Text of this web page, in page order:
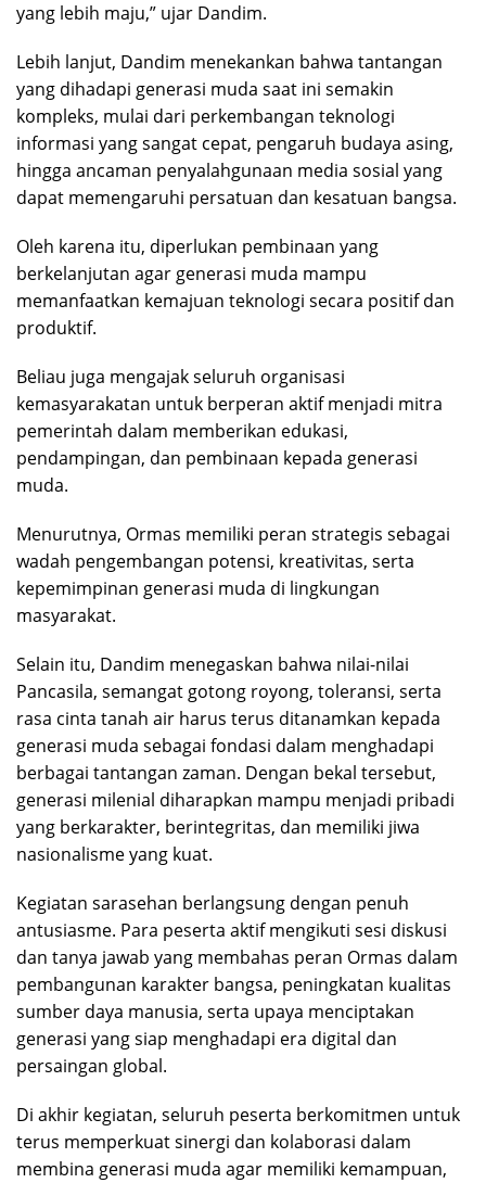
yang lebih maju,” ujar Dandim.
Lebih lanjut, Dandim menekankan bahwa tantangan
yang dihadapi generasi muda saat ini semakin
kompleks, mulai dari perkembangan teknologi
informasi yang sangat cepat, pengaruh budaya asing,
hingga ancaman penyalahgunaan media sosial yang
dapat memengaruhi persatuan dan kesatuan bangsa.
Oleh karena itu, diperlukan pembinaan yang
berkelanjutan agar generasi muda mampu
memanfaatkan kemajuan teknologi secara positif dan
produktif.
Beliau juga mengajak seluruh organisasi
kemasyarakatan untuk berperan aktif menjadi mitra
pemerintah dalam memberikan edukasi,
pendampingan, dan pembinaan kepada generasi
muda.
Menurutnya, Ormas memiliki peran strategis sebagai
wadah pengembangan potensi, kreativitas, serta
kepemimpinan generasi muda di lingkungan
masyarakat.
Selain itu, Dandim menegaskan bahwa nilai-nilai
Pancasila, semangat gotong royong, toleransi, serta
rasa cinta tanah air harus terus ditanamkan kepada
generasi muda sebagai fondasi dalam menghadapi
berbagai tantangan zaman. Dengan bekal tersebut,
generasi milenial diharapkan mampu menjadi pribadi
yang berkarakter, berintegritas, dan memiliki jiwa
nasionalisme yang kuat.
Kegiatan sarasehan berlangsung dengan penuh
antusiasme. Para peserta aktif mengikuti sesi diskusi
dan tanya jawab yang membahas peran Ormas dalam
pembangunan karakter bangsa, peningkatan kualitas
sumber daya manusia, serta upaya menciptakan
generasi yang siap menghadapi era digital dan
persaingan global.
Di akhir kegiatan, seluruh peserta berkomitmen untuk
terus memperkuat sinergi dan kolaborasi dalam
membina generasi muda agar memiliki kemampuan,